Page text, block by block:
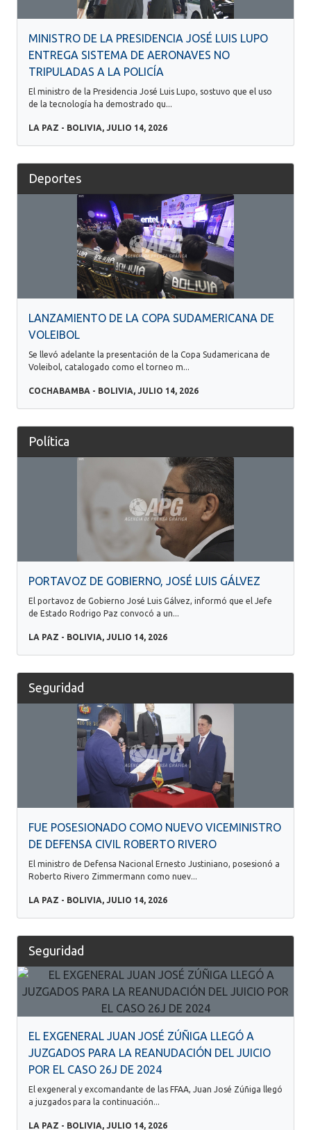
MINISTRO DE LA PRESIDENCIA JOSÉ LUIS LUPO
ENTREGA SISTEMA DE AERONAVES NO
TRIPULADAS A LA POLICÍA
El ministro de la Presidencia José Luis Lupo, sostuvo que el uso
de la tecnología ha demostrado qu...
LA PAZ - BOLIVIA, JULIO 14, 2026
Deportes
LANZAMIENTO DE LA COPA SUDAMERICANA DE
VOLEIBOL
Se llevó adelante la presentación de la Copa Sudamericana de
Voleibol, catalogado como el torneo m...
COCHABAMBA - BOLIVIA, JULIO 14, 2026
Política
PORTAVOZ DE GOBIERNO, JOSÉ LUIS GÁLVEZ
El portavoz de Gobierno José Luis Gálvez, informó que el Jefe
de Estado Rodrigo Paz convocó a un...
LA PAZ - BOLIVIA, JULIO 14, 2026
Seguridad
FUE POSESIONADO COMO NUEVO VICEMINISTRO
DE DEFENSA CIVIL ROBERTO RIVERO
El ministro de Defensa Nacional Ernesto Justiniano, posesionó a
Roberto Rivero Zimmermann como nuev...
LA PAZ - BOLIVIA, JULIO 14, 2026
Seguridad
EL EXGENERAL JUAN JOSÉ ZÚÑIGA LLEGÓ A
JUZGADOS PARA LA REANUDACIÓN DEL JUICIO
POR EL CASO 26J DE 2024
El exgeneral y excomandante de las FFAA, Juan José Zúñiga llegó
a juzgados para la continuación...
LA PAZ - BOLIVIA, JULIO 14, 2026